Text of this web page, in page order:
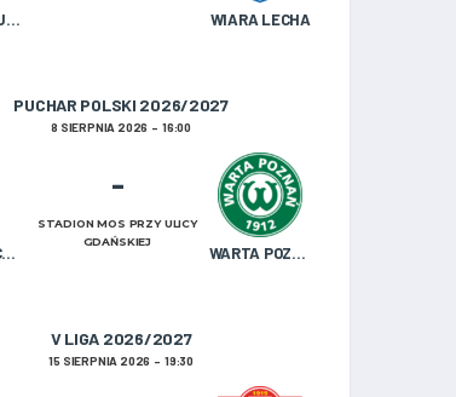
TULISIA TULISZKÓW WIARA LECHA
PUCHAR POLSKI 2026/2027
8 SIERPNIA 2026 16:00
WIARA LECHA OLDBOJE WARTA POZNAŃ U-19
-
STADION MOS PRZY ULICY
GDAŃSKIEJ
V LIGA 2026/2027
15 SIERPNIA 2026 19:30